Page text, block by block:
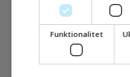
SERVICES
Stormes Grafisk
Funktionalitet